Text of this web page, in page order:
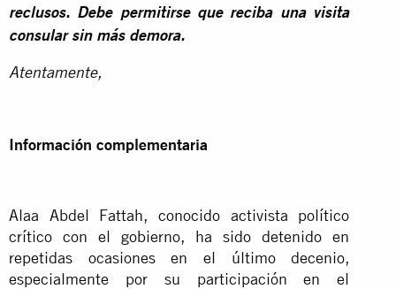
reclusos. Debe permitirse que reciba una visita
consular sin más demora.
Atentamente,
Información complementaria
Alaa Abdel Fattah, conocido activista político
crítico con el gobierno, ha sido detenido en
repetidas ocasiones en el último decenio,
especialmente por su participación en el